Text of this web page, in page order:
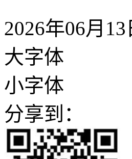
2026年06月
大字体
小字体
分享到：